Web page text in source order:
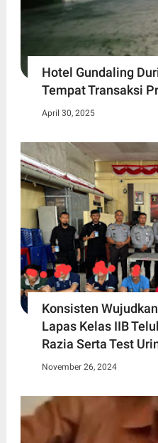
Hotel Gundaling
Tempat Transaksi
April 30, 2025
Konsisten
Lapas Kelas IIB
Razia Serta Test
November 26, 2024